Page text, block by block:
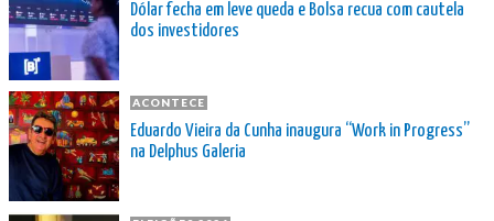
Dólar fecha em leve queda e Bolsa recua com cautela
dos investidores
ACONTECE
Eduardo Vieira da Cunha inaugura “Work in Progress”
na Delphus Galeria